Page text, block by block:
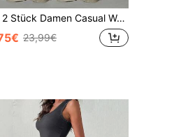
2 Stück Damen Casual Weite Bein Jogginghose, geeignet für Frühling, Sommer, Herbst & Winter; einfarbige Relaxed Fit Hosen, geeignet für Casual & AllAlltag-Outfit; bequemes, glattes Material; Loose Fit Damen Stil
23,99€